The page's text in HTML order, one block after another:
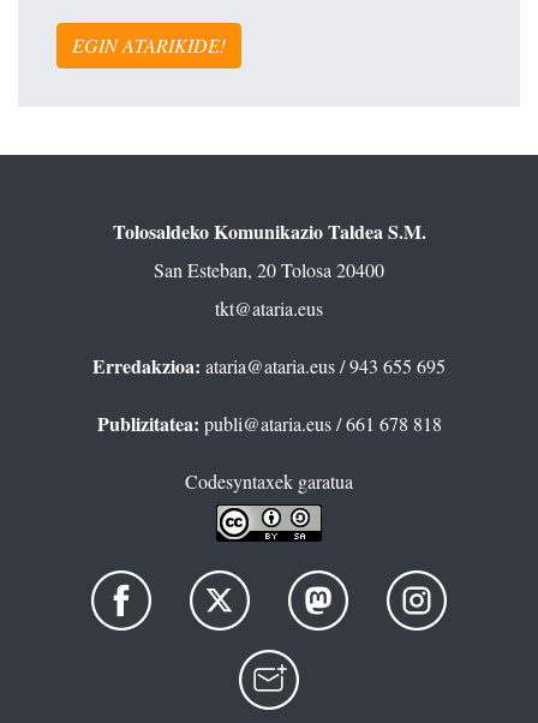
EGIN ATARIKIDE!
Tolosaldeko Komunikazio Taldea S.M.
San Esteban, 20 Tolosa 20400
tkt@ataria.eus
Erredakzioa: ataria@ataria.eus/ 943 655 695
Publizitatea: publi@ataria.eus/ 661 678 818
Codesyntaxek garatua